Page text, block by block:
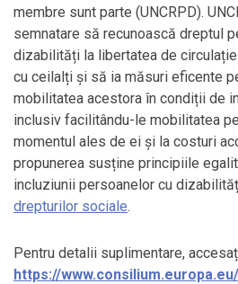
membre sunt parte (UNCRPD).
semnatare să recunoască dreptul
dizabilități la libertatea de
cu ceilalți și să ia măsuri eficente
mobilitatea acestora în condiții de
inclusiv facilitându-le mobilitatea
momentul ales de ei și la costuri
propunerea susține principiile
incluziunii persoanelor cu
drepturilor sociale.
Pentru detalii suplimentare,
https://